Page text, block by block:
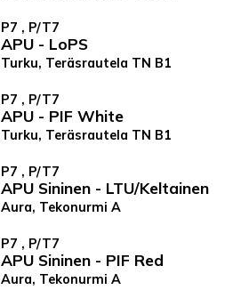
P7 , P/T7
APU - LoPS
Turku, Teräsrautela TN B1
P7 , P/T7
APU - PIF White
Turku, Teräsrautela TN B1
P7 , P/T7
APU Sininen - LTU/Keltainen
Aura, Tekonurmi A
P7 , P/T7
APU Sininen - PIF Red
Aura, Tekonurmi A